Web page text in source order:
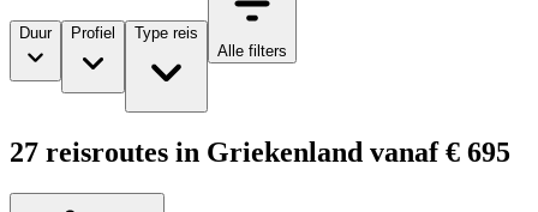
Duur Profiel
Type reis
Alle filters
27 reisroutes in Griekenland vanaf € 695